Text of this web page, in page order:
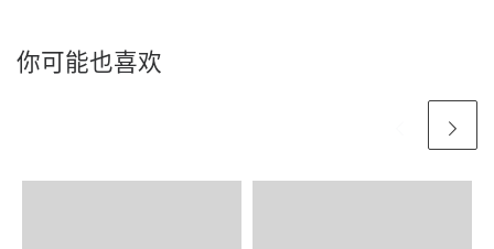
你可能也喜欢